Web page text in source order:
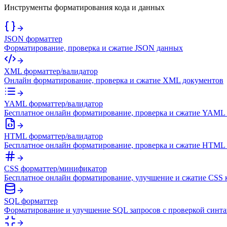
Инструменты форматирования кода и данных
JSON форматтер
Форматирование, проверка и сжатие JSON данных
XML форматтер/валидатор
Онлайн форматирование, проверка и сжатие XML документов
YAML форматтер/валидатор
Бесплатное онлайн форматирование, проверка и сжатие YAML
HTML форматтер/валидатор
Бесплатное онлайн форматирование, проверка и сжатие HTML
CSS форматтер/минификатор
Бесплатное онлайн форматирование, улучшение и сжатие CSS
SQL форматтер
Форматирование и улучшение SQL запросов с проверкой